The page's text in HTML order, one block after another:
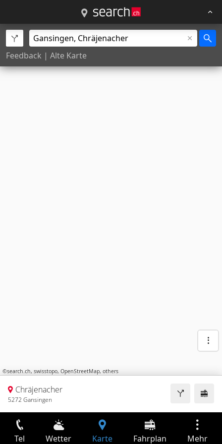
Feedback | Alte Karte
©search.ch, swisstopo, OpenStreetMap, others
Chräjenacher
5272 Gansingen
Tel Wetter Karte Fahrplan Mehr